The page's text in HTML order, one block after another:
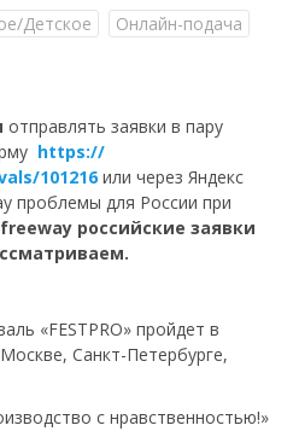
Детское
Онлайн-подача
отправлять заявки в пару
https://
101216 или через Яндекс
проблемы для России при
российские заявки
«FESTPRO» пройдет в
Санкт-Петербурге,
с нравственностью!»